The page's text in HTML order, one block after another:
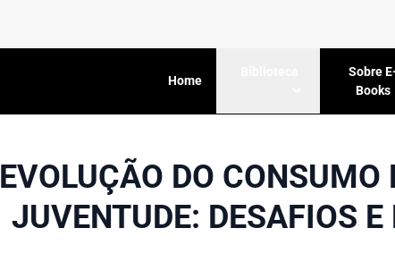
Home
Sobre
Books
EVOLUÇÃO DO CONSUMO
JUVENTUDE: DESAFIOS